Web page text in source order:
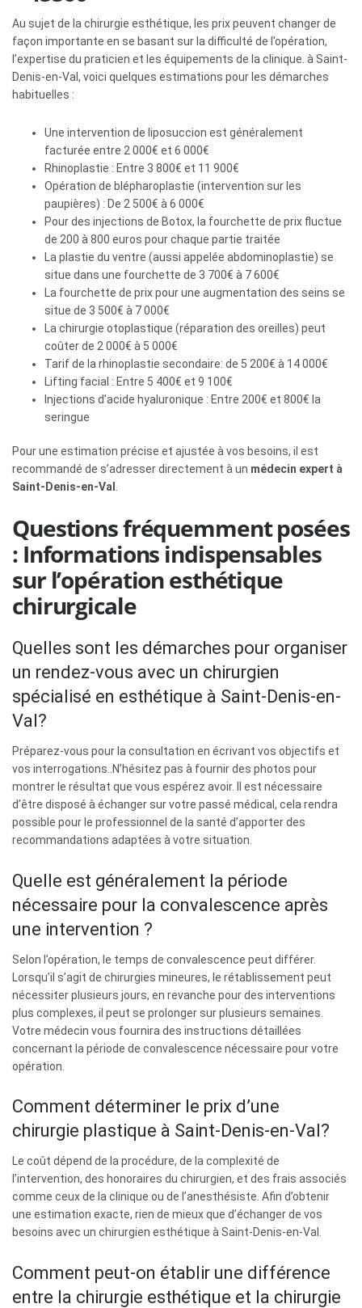
Au sujet de la chirurgie esthétique, les prix peuvent changer de
façon importante en se basant sur la difficulté de l’opération,
l’expertise du praticien et les équipements de la clinique. à Saint-
Denis-en-Val, voici quelques estimations pour les démarches
habituelles :
Une intervention de liposuccion est généralement
facturée entre 2 000€ et 6 000€
Rhinoplastie : Entre 3 800€ et 11 900€
Opération de blépharoplastie (intervention sur les
paupières) : De 2 500€ à 6 000€
Pour des injections de Botox, la fourchette de prix fluctue
de 200 à 800 euros pour chaque partie traitée
La plastie du ventre (aussi appelée abdominoplastie) se
situe dans une fourchette de 3 700€ à 7 600€
La fourchette de prix pour une augmentation des seins se
situe de 3 500€ à 7 000€
La chirurgie otoplastique (réparation des oreilles) peut
coûter de 2 000€ à 5 000€
Tarif de la rhinoplastie secondaire: de 5 200€ à 14 000€
Lifting facial : Entre 5 400€ et 9 100€
Injections d’acide hyaluronique : Entre 200€ et 800€ la
seringue
Pour une estimation précise et ajustée à vos besoins, il est
recommandé de s’adresser directement à un médecin expert à
Saint-Denis-en-Val
Questions fréquemment posées
: Informations indispensables
sur l’opération esthétique
chirurgicale
Quelles sont les démarches pour organiser
un rendez-vous avec un chirurgien
spécialisé en esthétique à Saint-Denis-en-
Val?
Préparez-vous pour la consultation en écrivant vos objectifs et
vos interrogations..N’hésitez pas à fournir des photos pour
montrer le résultat que vous espérez avoir. Il est nécessaire
d’être disposé à échanger sur votre passé médical, cela rendra
possible pour le professionnel de la santé d’apporter des
recommandations adaptées à votre situation.
Quelle est généralement la période
nécessaire pour la convalescence après
une intervention ?
Selon l’opération, le temps de convalescence peut différer.
Lorsqu’il s’agit de chirurgies mineures, le rétablissement peut
nécessiter plusieurs jours, en revanche pour des interventions
plus complexes, il peut se prolonger sur plusieurs semaines.
Votre médecin vous fournira des instructions détaillées
concernant la période de convalescence nécessaire pour votre
opération.
Comment déterminer le prix d’une
chirurgie plastique à Saint-Denis-en-Val?
Le coût dépend de la procédure, de la complexité de
l’intervention, des honoraires du chirurgien, et des frais associés
comme ceux de la clinique ou de l’anesthésiste. Afin d’obtenir
une estimation exacte, rien de mieux que d’échanger de vos
besoins avec un chirurgien esthétique à Saint-Denis-en-Val.
Comment peut-on établir une différence
entre la chirurgie esthétique et la chirurgie